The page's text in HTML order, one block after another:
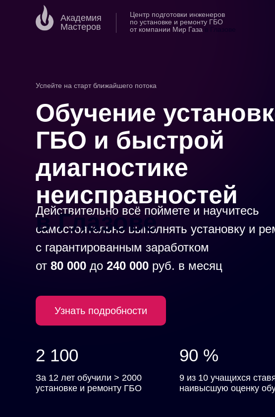
Действительно всё поймете и научитесь
самостоятельно выполнять установку и
с гарантированным заработком
от 80 000 до 240 000 руб. в месяц
Узнать подробности
2 100 90 %
За 12 лет обучили > 2000
установке и ремонту ГБО
9 из 10 учащихся
наивысшую оценку
Обучение
ГБО и быстрой
диагностике
неисправностей
в Глазове
Академия
Мастеров
Центр подготовки инженеров
по установке и ремонту ГБО
от компании Мир Газа
Успейте на старт ближайшего потока